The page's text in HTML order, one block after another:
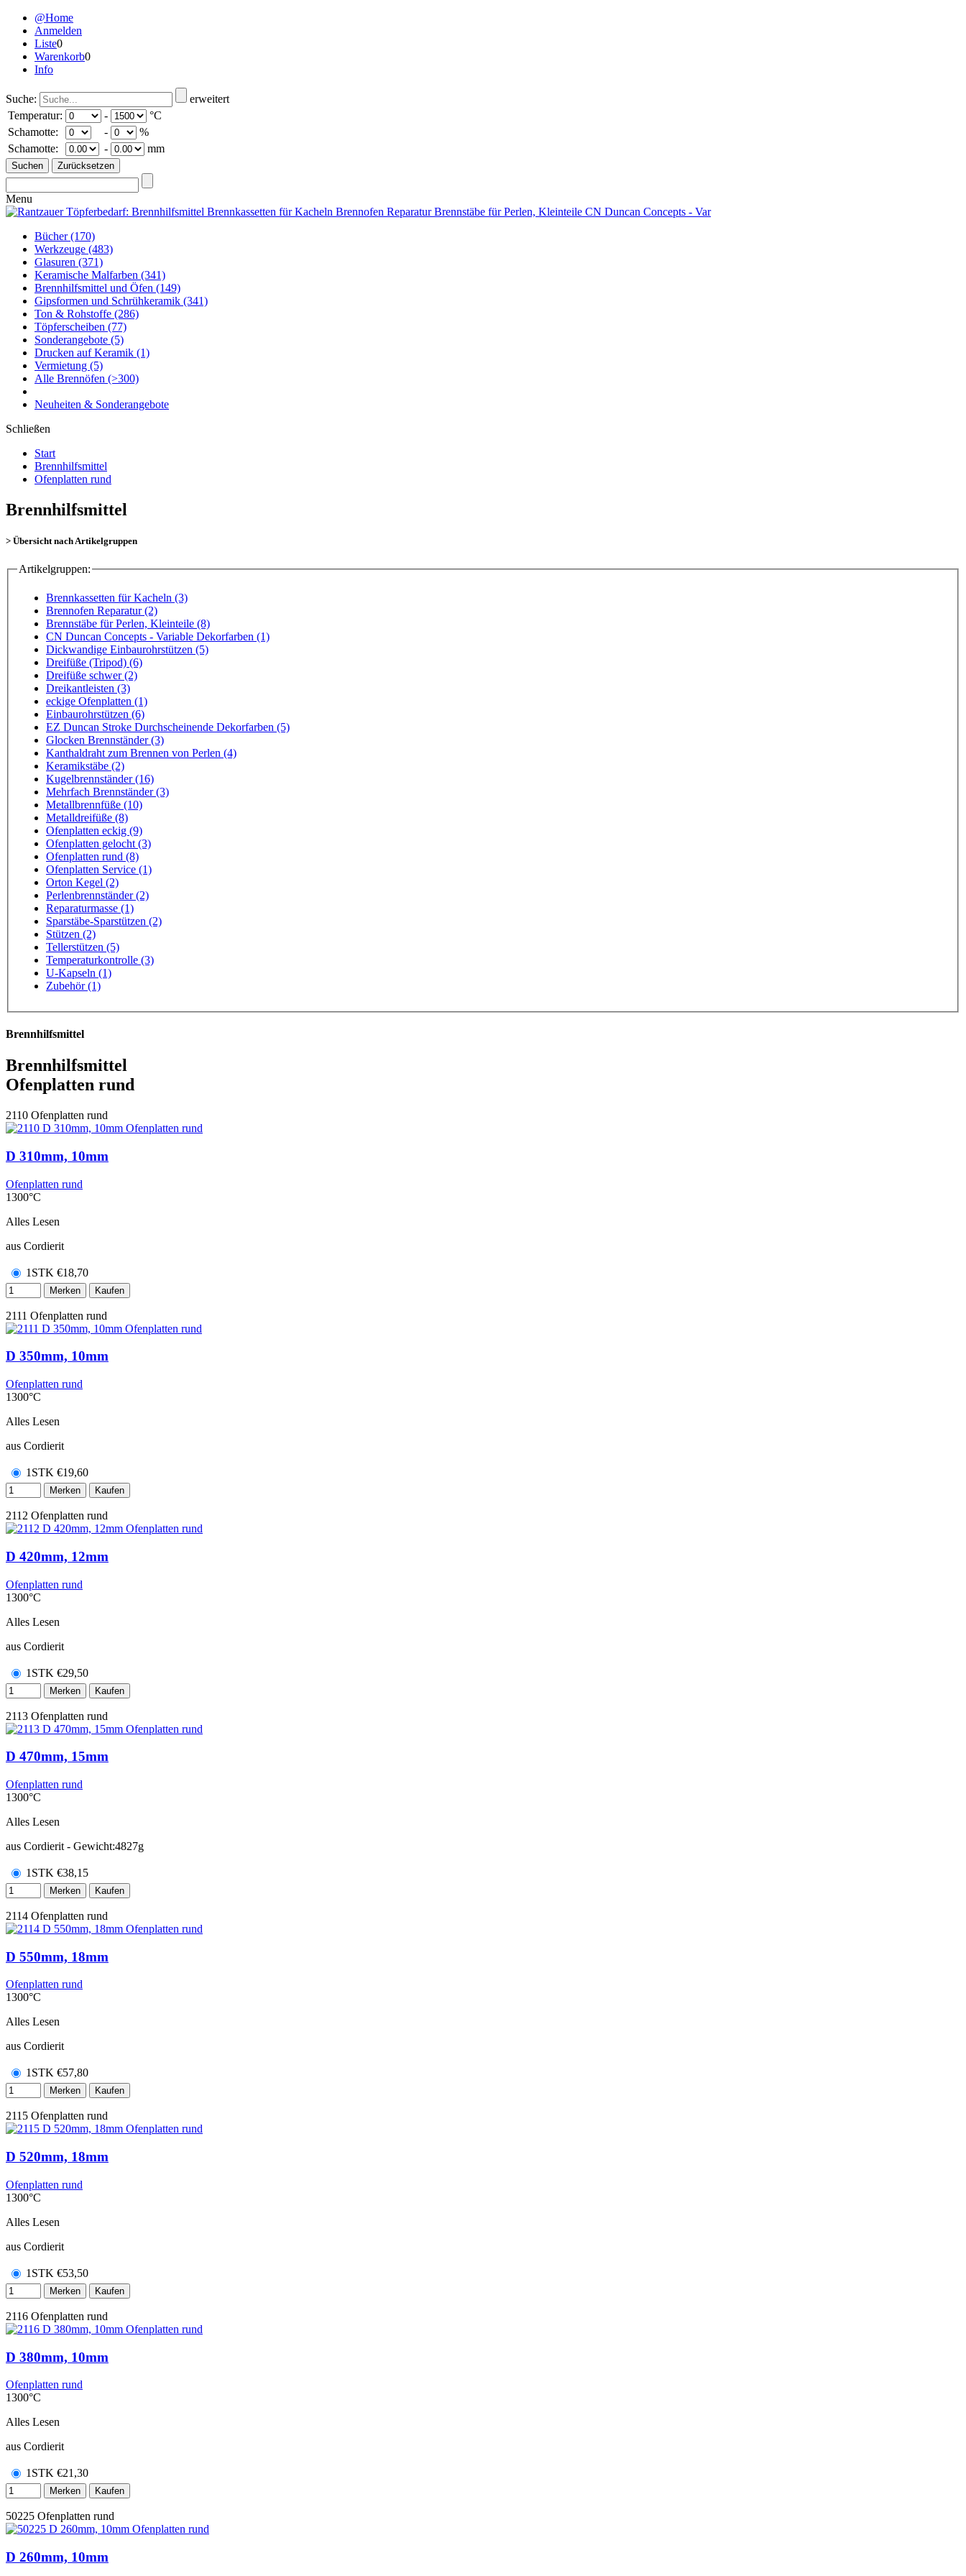
@Home
Anmelden
Liste0
Warenkorb0
Info
Suche:
erweitert
Temperatur:
-
°C
Schamotte:
-
%
Schamotte:
- mm
Menu
Bücher(170)
Werkzeuge (483)
Glasuren (371)
Keramische Malfarben (341)
Brennhilfsmittel und Öfen (149)
Gipsformen und Schrühkeramik (341)
Ton & Rohstoffe (286)
Töpferscheiben (77)
Sonderangebote (5)
Drucken auf Keramik (1)
Vermietung (5)
Alle Brennöfen (>300)
Neuheiten & Sonderangebote
Schließen
Start
Brennhilfsmittel
Ofenplatten rund
Brennhilfsmittel
> Übersicht nach Artikelgruppen
Artikelgruppen:
Brennkassetten für Kacheln (3)
Brennofen Reparatur (2)
Brennstäbe für Perlen, Kleinteile (8)
CN Duncan Concepts - Variable Dekorfarben (1)
Dickwandige Einbaurohrstützen (5)
Dreifüße (Tripod) (6)
Dreifüße schwer (2)
Dreikantleisten (3)
eckige Ofenplatten (1)
Einbaurohrstützen (6)
EZ Duncan Stroke Durchscheinende Dekorfarben (5)
Glocken Brennständer (3)
Kanthaldraht zum Brennen von Perlen (4)
Keramikstäbe (2)
Kugelbrennständer (16)
Mehrfach Brennständer (3)
Metallbrennfüße (10)
Metalldreifüße (8)
Ofenplatten eckig (9)
Ofenplatten gelocht (3)
Ofenplatten rund (8)
Ofenplatten Service (1)
Orton Kegel (2)
Perlenbrennständer (2)
Reparaturmasse (1)
Sparstäbe-Sparstützen (2)
Stützen (2)
Tellerstützen (5)
Temperaturkontrolle (3)
U-Kapseln (1)
Zubehör (1)
Brennhilfsmittel
Brennhilfsmittel
Ofenplatten rund
2110 Ofenplatten rund
D 310mm, 10mm
Ofenplatten rund
1300°C
Alles Lesen
aus Cordierit
1STK €18,70
Merken Kaufen
2111 Ofenplatten rund
D 350mm, 10mm
Ofenplatten rund
1300°C
Alles Lesen
aus Cordierit
1STK €19,60
Merken Kaufen
2112 Ofenplatten rund
D 420mm, 12mm
Ofenplatten rund
1300°C
Alles Lesen
aus Cordierit
1STK €29,50
Merken Kaufen
2113 Ofenplatten rund
D 470mm, 15mm
Ofenplatten rund
1300°C
Alles Lesen
aus Cordierit - Gewicht:4827g
1STK €38,15
Merken Kaufen
2114 Ofenplatten rund
D 550mm, 18mm
Ofenplatten rund
1300°C
Alles Lesen
aus Cordierit
1STK €57,80
Merken Kaufen
2115 Ofenplatten rund
D 520mm, 18mm
Ofenplatten rund
1300°C
Alles Lesen
aus Cordierit
1STK €53,50
Merken Kaufen
2116 Ofenplatten rund
D 380mm, 10mm
Ofenplatten rund
1300°C
Alles Lesen
aus Cordierit
1STK €21,30
Merken Kaufen
50225 Ofenplatten rund
D 260mm, 10mm